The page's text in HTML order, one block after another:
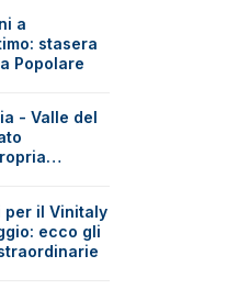
a
stasera
Popolare
- Valle del
per il Vinitaly
ecco gli